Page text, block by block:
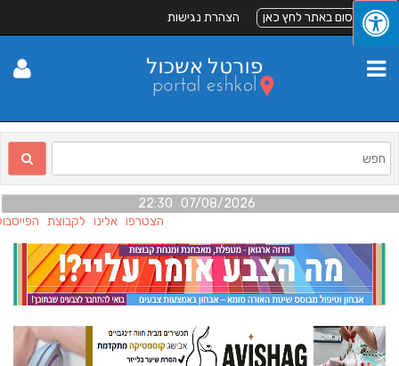
לפרסום באתר לחץ כאן הצהרת נגישות
07/08/2026 22:30
הצטרפו אלינו לקבוצת